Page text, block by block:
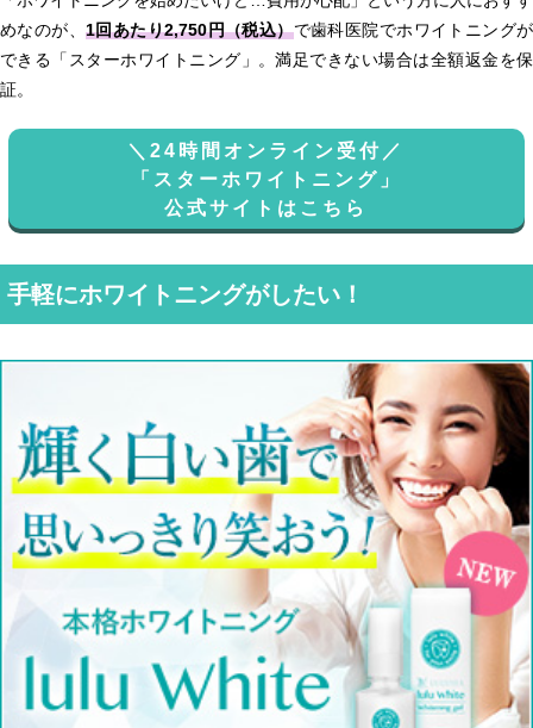
めなのが、1回あたり2,750円（税込）で歯科医院でホワイトニングが
できる「スターホワイトニング」。満足できない場合は全額返金を保
証。
＼24時間オンライン受付／
「スターホワイトニング」
公式サイトはこちら
手軽にホワイトニングがしたい！